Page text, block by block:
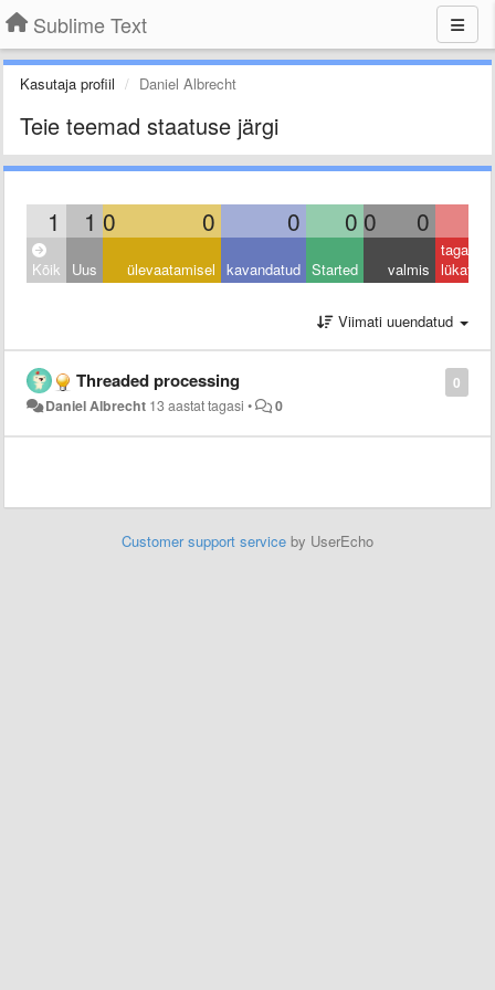
Sublime Text
Kasutaja profiil Daniel Albrecht
Teie teemad staatuse järgi
1 1 0 0 0 0 0 0
Kõik Uus ülevaatamisel kavandatud Started valmis
tagasi
lükatud
Viimati uuendatud
0
Threaded processing
Daniel Albrecht 13 aastat tagasi • 0
Customer support service by UserEcho